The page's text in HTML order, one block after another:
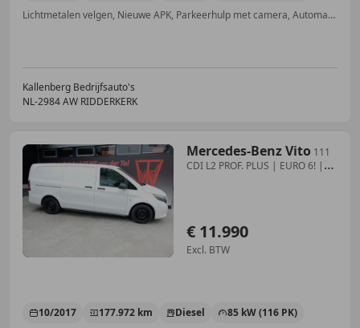
Lichtmetalen velgen, Nieuwe APK, Parkeerhulp met camera, Automatische klimaatregeling, Trekhaak, Stoelverwarming, Vermoeidheidsdetectie, Cruise control
Kallenberg Bedrijfsauto's
NL-2984 AW RIDDERKERK
Mercedes-Benz Vito 111
CDI L2 PROF. PLUS | EURO 6! |
€ 11.990
Excl. BTW
10/2017 177.972 km Diesel
85 kW (116 PK)